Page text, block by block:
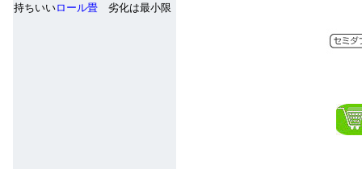
持ちいいロール畳 劣化は最小限